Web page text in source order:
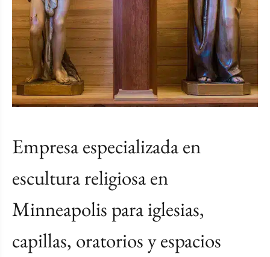
Empresa especializada en
escultura religiosa en
Minneapolis para iglesias,
capillas, oratorios y espacios